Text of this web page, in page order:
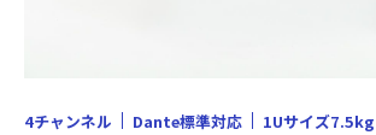
4チャンネル Dante標準対応
1Uサイズ7.5kg